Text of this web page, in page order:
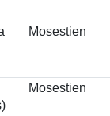
Mosestien
Mosestien